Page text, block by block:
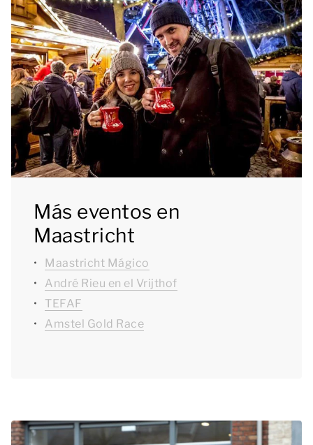
Más eventos en
Maastricht
Maastricht Mágico
André Rieu en el Vrijthof
TEFAF
Amstel Gold Race